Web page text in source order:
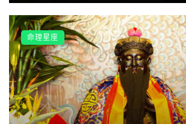
一、雙方個性相融二、雙方都互相敬重
責任的人換言之，外在的條件，榮華富
幸福與否的指標。夫妻緣結束了嗎?
命理星座